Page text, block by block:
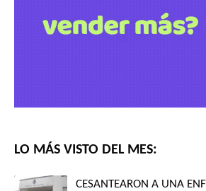
LO MÁS VISTO DEL MES:
CESANTEARON A UNA